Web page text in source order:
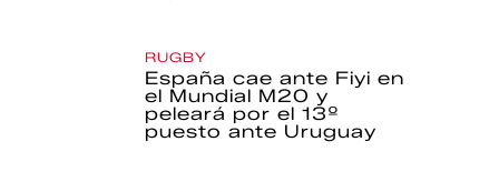
RUGBY
España cae ante Fiyi en
el Mundial M20 y
peleará por el 13º
puesto ante Uruguay